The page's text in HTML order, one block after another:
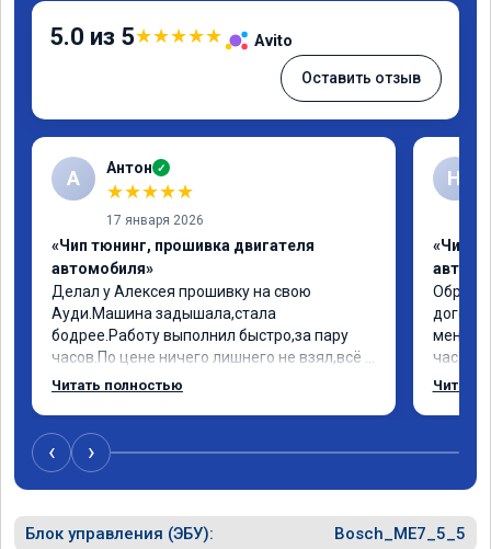
5.0 из 5★★★★★ Avito
Оставить отзыв
А Антон ✓
★★★★★
17 января 2026
«Чип тюнинг, прошивка двигателя
автомобиля»
Делал у Алексея прошивку на свою
Ауди.Машина задышала,стала
бодрее.Работу выполнил быстро,за пару
часов.По цене ничего лишнего не взял,всё
как договаривались заранее.После работы
случае поломки авто.Однозначно
рекомендую Алексея как грамотного
специалиста!
Читать полностью
Н
«Чип
меня
час
Арман
Читать
‹ ›
Блок управления (ЭБУ): Bosch_ME7_5_5